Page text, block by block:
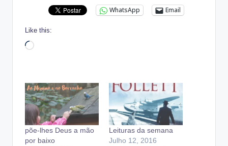
WhatsApp Email
Like this:
Loading…
põe-lhes Deus a mão
por baixo
Leituras da semana
Julho 12, 2016